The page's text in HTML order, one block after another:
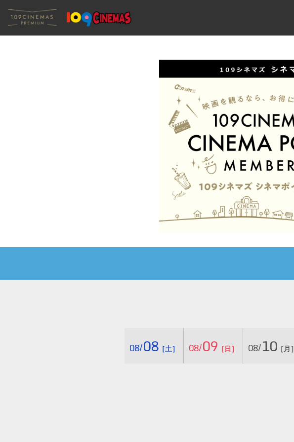
08/08［土］ 08/09 ［日］ 08/10［月］